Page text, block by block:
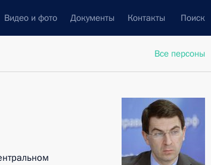
Видео и фото Документы Контакты Поиск
Все персоны